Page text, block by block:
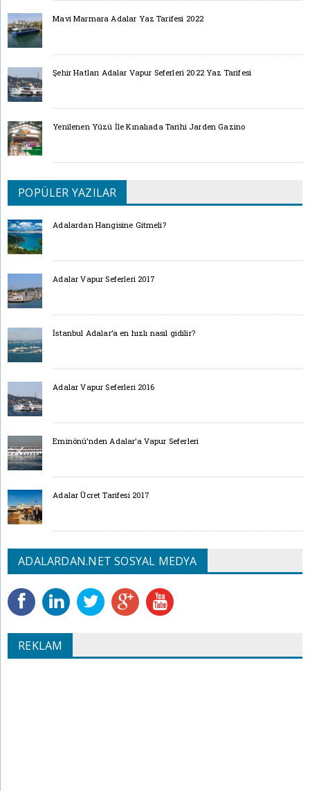
Mavi Marmara Adalar Yaz Tarifesi 2022
Şehir Hatları Adalar Vapur Seferleri 2022 Yaz Tarifesi
Yenilenen Yüzü İle Kınalıada Tarihi Jarden Gazino
POPÜLER YAZILAR
Adalardan Hangisine Gitmeli?
Adalar Vapur Seferleri 2017
İstanbul Adalar’a en hızlı nasıl gidilir?
Adalar Vapur Seferleri 2016
Eminönü’nden Adalar’a Vapur Seferleri
Adalar Ücret Tarifesi 2017
ADALARDAN.NET SOSYAL MEDYA
REKLAM